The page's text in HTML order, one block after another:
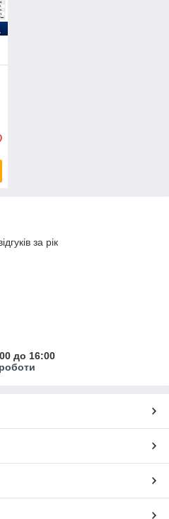
за рік
до 16:00